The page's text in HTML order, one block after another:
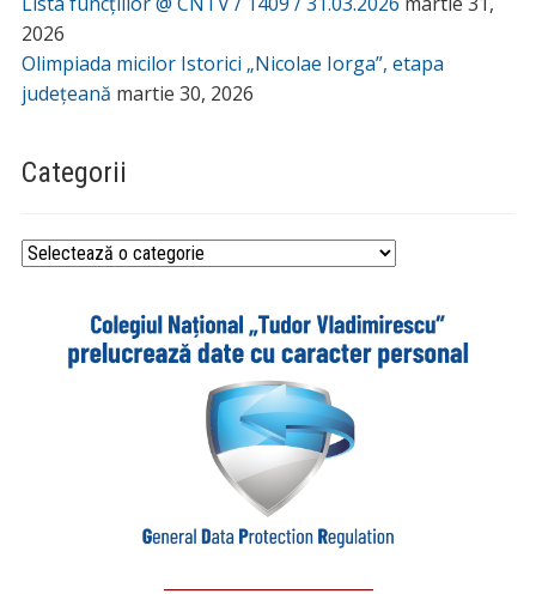
2026
Olimpiada micilor Istorici „Nicolae Iorga”, etapa
județeană martie 30, 2026
Categorii
Categorii